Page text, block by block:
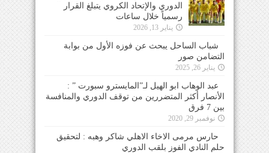
الدوري والإتحاد الكروي يتبلغ القرار
رسمياً خلال ساعات
يناير 13, 2026
شباب الساحل يبحث عن فوزه الأول من بوابة
التضامن صور
يناير 26, 2025
عبد الوهاب ابو الهيل لـ”المايسترو سبورت ” :
الأنصار أكثر المتضررين من توقف الدوري والمنافسة
بين 7 فرق
نوفمبر 29, 2020
حارس مرمى الاخاء الاهلي شاكر وهبه : لتحقيق
حلم النادي الفوز بلقب الدوري